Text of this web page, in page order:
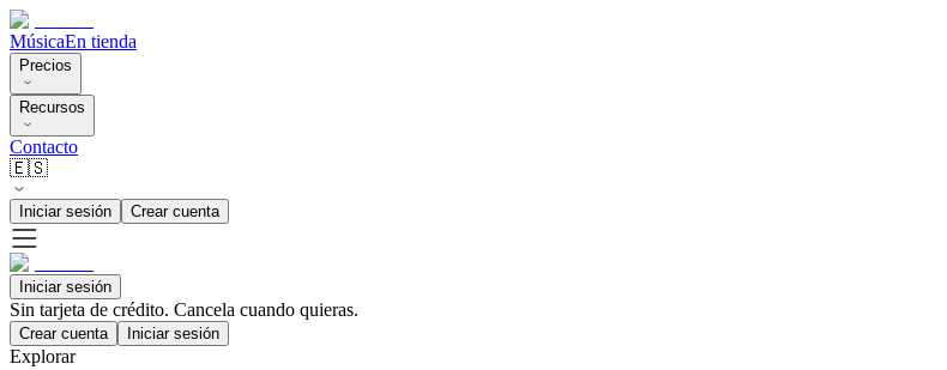
MúsicaEn tienda
Precios
Recursos
Contacto
🇪🇸
Iniciar sesión Crear cuenta
Iniciar sesión
Sin tarjeta de crédito. Cancela cuando quieras.
Crear cuenta Iniciar sesión
Explorar